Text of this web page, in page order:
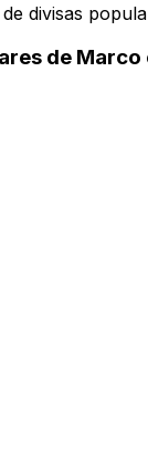
divisas
de